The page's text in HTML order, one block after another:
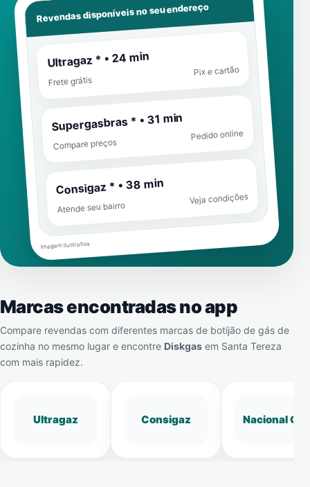
Revendas disponíveis no seu endereço
Ultragaz * • 24 min
Frete grátis
Pix e cartão
Supergasbras * • 31 min
Compare preços
Pedido online
Consigaz * • 38 min
Atende seu bairro
Veja condições
Imagem ilustrativa
Marcas encontradas no app
Compare revendas com diferentes marcas de botijão de gás de
cozinha no mesmo lugar e encontre Diskgas em Santa Tereza
com mais rapidez.
Ultragaz Consigaz Nacional Gás